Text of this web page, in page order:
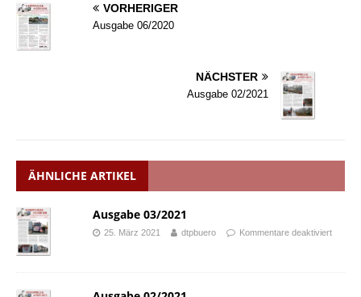
VORHERIGER
Ausgabe 06/2020
NÄCHSTER
Ausgabe 02/2021
ÄHNLICHE ARTIKEL
Ausgabe 03/2021
25. März 2021 dtpbuero Kommentare deaktiviert